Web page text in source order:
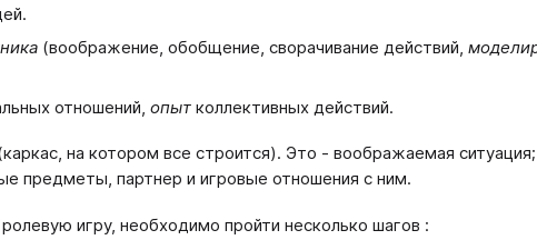
(воображение, обобщение, сворачивание действий,
отношений, опыт коллективных действий.
на котором все строится). Это - воображаемая
предметы, партнер и игровые отношения с ним.
игру, необходимо пройти несколько шагов :